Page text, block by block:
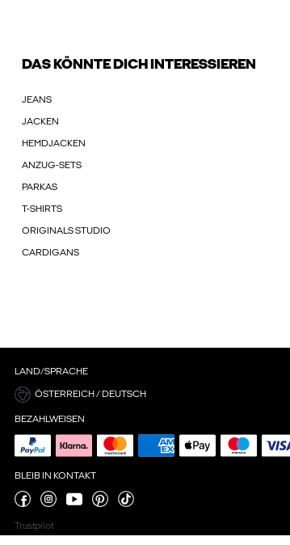
DAS KÖNNTE DICH INTERESSIEREN
JEANS
JACKEN
HEMDJACKEN
ANZUG-SETS
PARKAS
T-SHIRTS
ORIGINALS STUDIO
CARDIGANS
LAND/SPRACHE
ÖSTERREICH / DEUTSCH
BEZAHLWEISEN
BLEIB IN KONTAKT
Trustpilot